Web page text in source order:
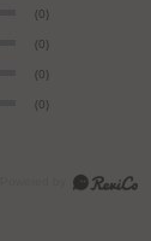
(0)
(0)
(0)
(0)